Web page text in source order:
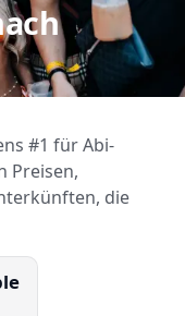
#1 für Abi-
Preisen,
die